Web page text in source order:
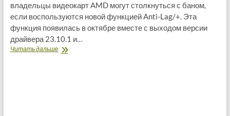
владельцы видеокарт AMD могут столкнуться с баном,
если воспользуются новой функцией Anti-Lag/+. Эта
функция появилась в октябре вместе с выходом версии
драйвера 23.10.1 и…
Читать дальшеValve